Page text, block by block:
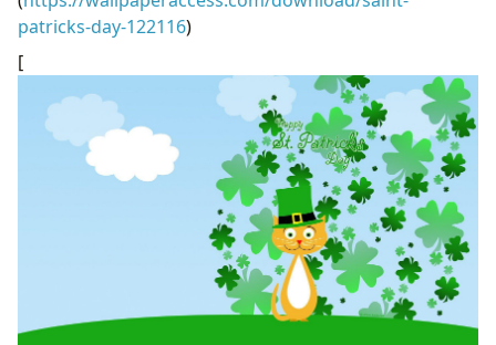
patricks-day-122116)
[